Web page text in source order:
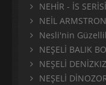
NEHİR - İS
NEİL
Nesli'nin
NEŞELİ BALIK
NEŞELİ
NEŞELİ